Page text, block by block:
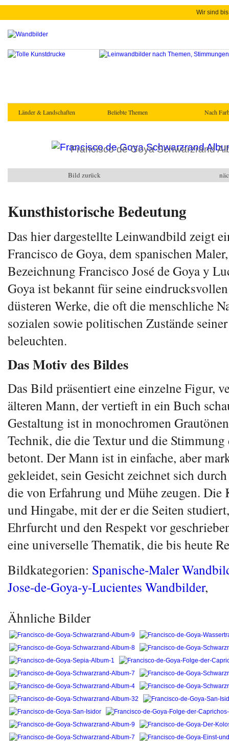
Wir sind
Länder & Landschaften Beliebte Themen Nach
Francisco de Goya Schwarzrand
Bild zurück
Kunsthistorische Bedeutung
Das hier dargestellte Leinwandbild zeigt
Francisco de Goya, dem spanischen
Bezeichnung Francisco José de Goya y
Goya ist bekannt für seine
düsteren Werke, die oft die menschliche
sozialen sowie politischen Zustände
beleuchten.
Das Motiv des Bildes
Das Bild präsentiert eine einzelne Figur,
älteren Mann, der vertieft in ein Buch
Gestaltung ist in monochromen
Technik, die die Textur und die Stimmung
betont. Der Mann ist in einfache, aber
gekleidet, sein Gesicht zeichnet sich
die von Erfahrung und Mühe zeugen. Die
und Hingabe, mit der er die Seiten
Ehrfurcht und den Respekt vor
eine universelle Thematik, die bis heute
Bildkategorien: Spanische-Maler
Jose-de-Goya-y-Lucientes Wandbilder,
Ähnliche Bilder